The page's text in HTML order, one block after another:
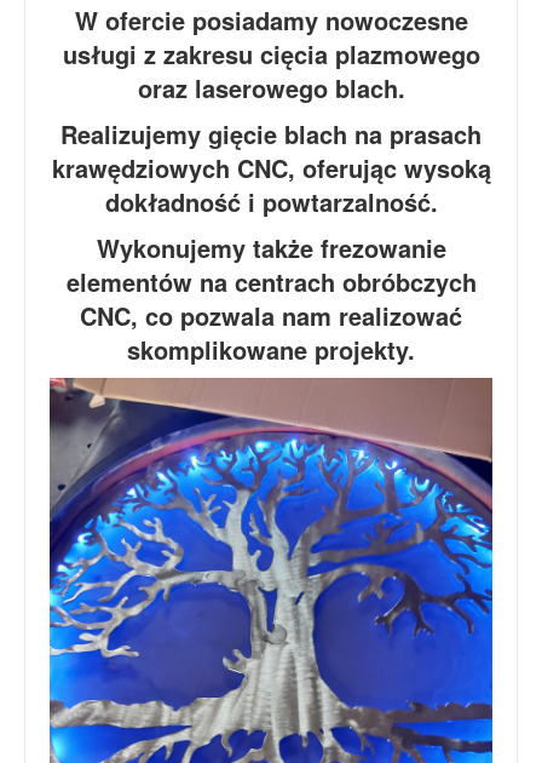
W ofercie posiadamy nowoczesne
usługi z zakresu cięcia plazmowego
oraz laserowego blach.
Realizujemy gięcie blach na prasach
krawędziowych CNC, oferując wysoką
dokładność i powtarzalność.
Wykonujemy także frezowanie
elementów na centrach obróbczych
CNC, co pozwala nam realizować
skomplikowane projekty.